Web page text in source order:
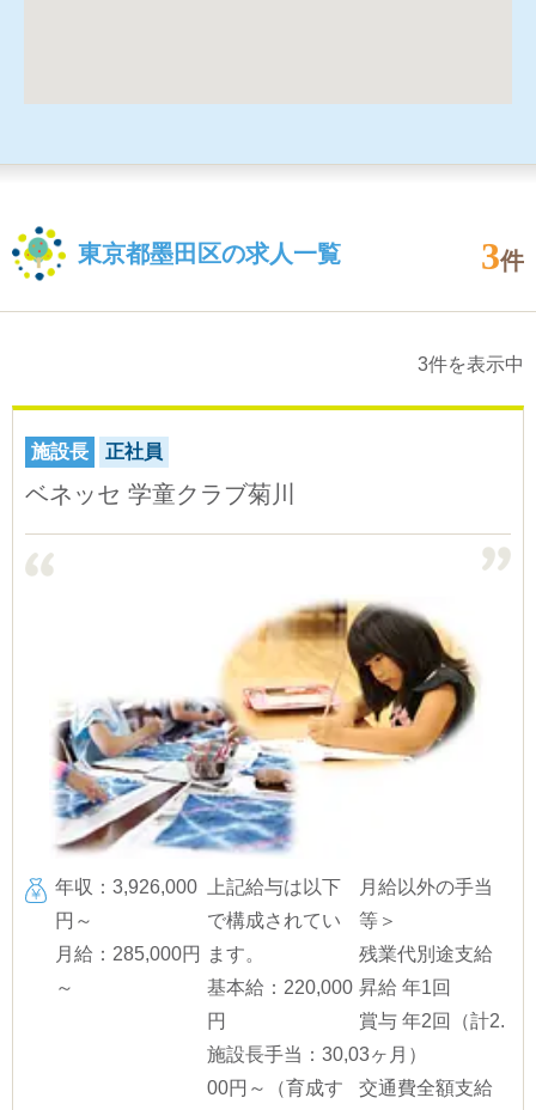
東京都墨田区の求人一覧 3件
3件を表示中
施設長 正社員
ベネッセ 学童クラブ菊川
年収：3,926,000
円～
月給：285,000円
～
上記給与は以下
で構成されてい
ます。
基本給：220,000
円
施設長手当：30,0
00円～（育成す
月給以外の手当
等＞
残業代別途支給
昇給 年1回
賞与 年2回（計2.
3ヶ月）
交通費全額支給